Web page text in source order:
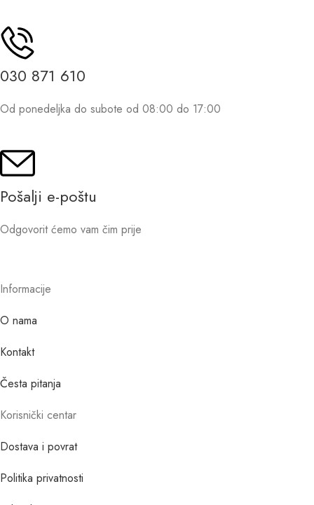
030 871 610
Od ponedeljka do subote od 08:00 do 17:00
Pošalji e-poštu
Odgovorit ćemo vam čim prije
Informacije
O nama
Kontakt
Česta pitanja
Korisnički centar
Dostava i povrat
Politika privatnosti